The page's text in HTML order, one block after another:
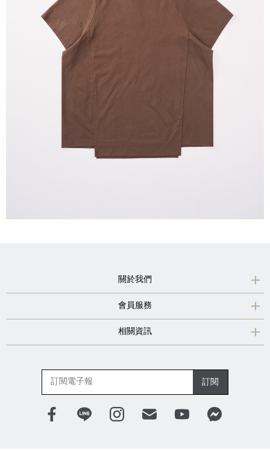
關於我們
會員服務
相關資訊
訂閱